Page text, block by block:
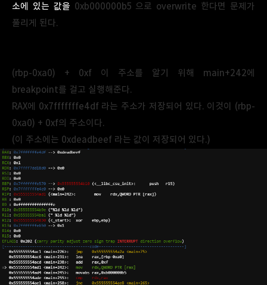
소에 있는 값을 0xb000000b5 으로 overwrite 한다면 문제가
풀리게 된다.
(rbp-0xa0) + 0xf 이 주소를 알기 위해 main+242에
breakpoint를 걸고 실행해준다.
RAX에 0x7fffffffe4df 라는 주소가 저장되어 있다. 이것이 (rbp-
0xa0) + 0xf의 주소이다.
(이 주소에는 0xdeadbeef 라는 값이 저장되어 있다.)